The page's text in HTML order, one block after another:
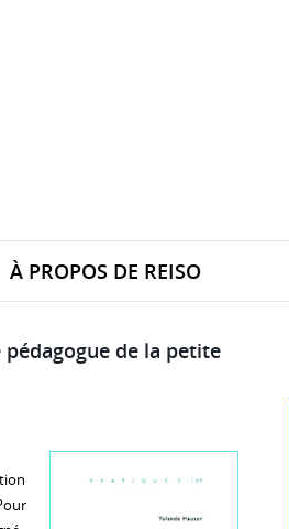
À PROPOS DE REISO
pédagogue de la petite